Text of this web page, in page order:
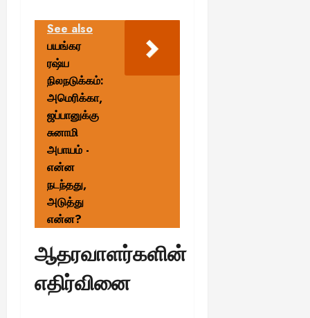
See also
பயங்கர
ரஷ்ய
நிலநடுக்கம்:
அமெரிக்கா,
ஜப்பானுக்கு
சுனாமி
அபாயம் -
என்ன
நடந்தது,
அடுத்து
என்ன?
ஆதரவாளர்களின்
எதிர்வினை